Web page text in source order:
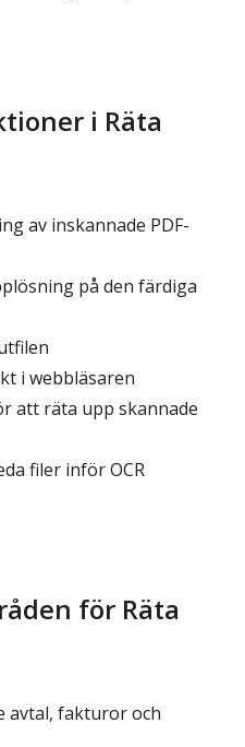
i Räta
av inskannade PDF-
på den färdiga
i webbläsaren
att räta upp skannade
filer inför OCR
för Räta
avtal, fakturor och